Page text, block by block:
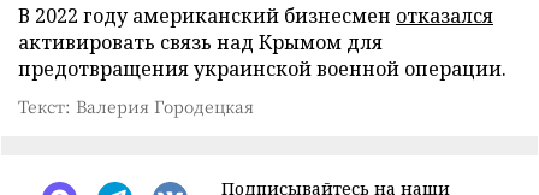
В 2022 году американский бизнесмен отказался
активировать связь над Крымом для
предотвращения украинской военной операции.
Текст: Валерия Городецкая
Подписывайтесь на наши